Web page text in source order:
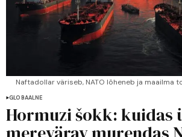
Naftadollar väriseb, NATO lõheneb ja maailma
GLOBAALNE
Hormuzi šokk: kuidas